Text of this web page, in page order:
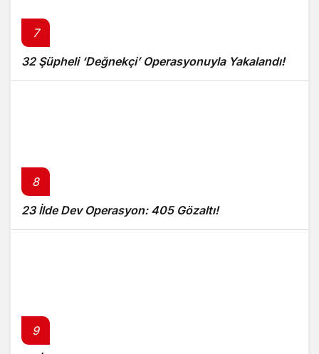
7
32 Şüpheli ‘Değnekçi’ Operasyonuyla Yakalandı!
8
23 İlde Dev Operasyon: 405 Gözaltı!
9